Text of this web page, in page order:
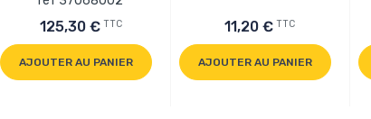
125,30 € TTC
AJOUTER AU PANIER
11,20 € TTC
AJOUTER AU PANIER